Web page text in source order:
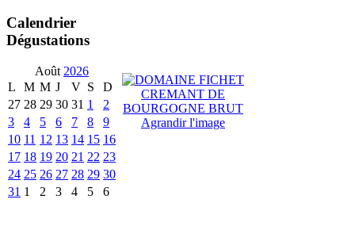
Calendrier
Dégustations
Août 2026
L
M M J V S
D
27 28 29 30 31 1
2
3
4 5 6 7 8
9
10 11 12 13 14 15 16
17 18 19 20 21 22 23
24 25 26 27 28 29 30
31 1 2 3 4 5 6
Agrandir l'image